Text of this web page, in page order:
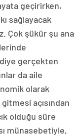
geçirirken,
sağlayacak
Çok şükür şu ana
diye gerçekten
da aile
olarak
açısından
olduğu süre
münasebetiyle,